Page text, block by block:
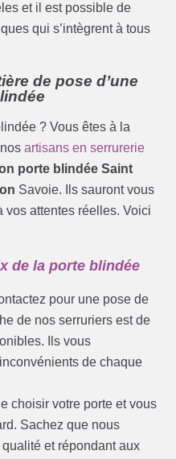
et il est possible de
qui s’intègrent à tous
de pose d’une
? Vous êtes à la
nosartisans en serrurerie
porte blindée Saint
Savoie. Ils sauront vous
vos attentes réelles. Voici
de la porte blindée
pour une pose de
de nos serruriers est de
Ils vous
de chaque
choisir votre porte et vous
Sachez que nous
et répondant aux